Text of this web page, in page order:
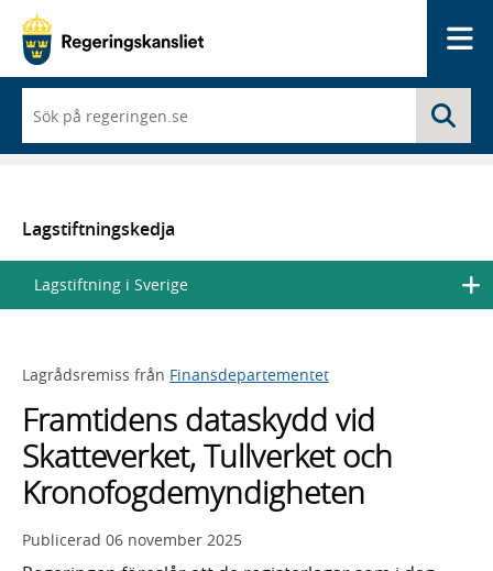
du
börjar
skriva
en
lista
med
sökförslag
Lagstiftningskedja
Lagstiftning i Sverige
Lagrådsremiss från Finansdepartementet
Framtidens dataskydd vid
Skatteverket, Tullverket och
Kronofogdemyndigheten
Publicerad 06 november 2025